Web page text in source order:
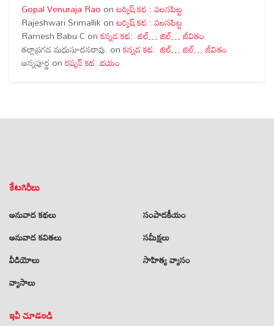
Gopal Venuraja Rao onటర్కిష్ కథ : వలసపిట్ట
Rajeshwari Srimallik onటర్కిష్ కథ : వలసపిట్ట
Ramesh Babu C onకన్నడ కథ: జిల్… జిల్… జీవితం
తల్లాప్రగడ మధుసూదనరావు. onకన్నడ కథ: జిల్… జిల్… జీవితం
అన్నపూర్ణ onరష్యన్ కథ: భయం
కేటగిరీలు
అనువాద కథలు
అనువాద కవితలు
వీడియోలు
వ్యాసాలు
సంపాదకీయం
సమీక్షలు
సాహిత్య వ్యాసం
ఇవీ చూడండి